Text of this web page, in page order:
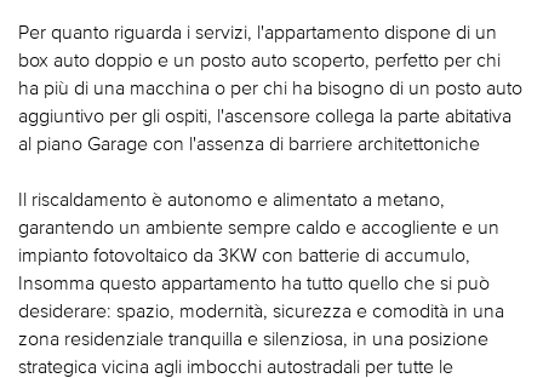
Per quanto riguarda i servizi, l'appartamento dispone di un
box auto doppio e un posto auto scoperto, perfetto per chi
ha più di una macchina o per chi ha bisogno di un posto auto
aggiuntivo per gli ospiti, l'ascensore collega la parte abitativa
al piano Garage con l'assenza di barriere architettoniche
Il riscaldamento è autonomo e alimentato a metano,
garantendo un ambiente sempre caldo e accogliente e un
impianto fotovoltaico da 3KW con batterie di accumulo,
Insomma questo appartamento ha tutto quello che si può
desiderare: spazio, modernità, sicurezza e comodità in una
zona residenziale tranquilla e silenziosa, in una posizione
strategica vicina agli imbocchi autostradali per tutte le